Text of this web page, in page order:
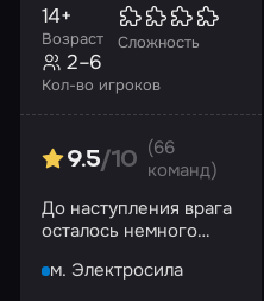
Возраст
14+
Сложность
Кол-во игроков
2–6
9.5/10
(66
команд)
До наступления врага
осталось немного
м. Электросила